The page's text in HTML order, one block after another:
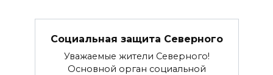
Социальная защита Северного
Уважаемые жители Северного!
Основной орган социальной